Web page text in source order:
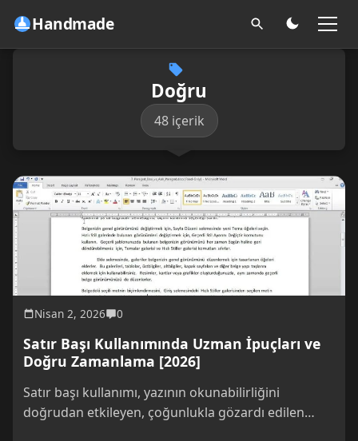
Handmade
Doğru
48 içerik
Nisan 2, 2026 0
Satır Başı Kullanımında Uzman İpuçları ve
Doğru Zamanlama [2026]
Satır başı kullanımı, yazının okunabilirliğini
doğrudan etkileyen, çoğunlukla gözardı edilen